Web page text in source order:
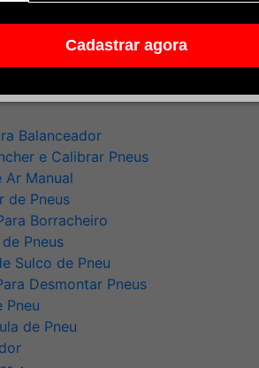
Cadastrar agora
Assentar Válvula
(Oxido de Alumínio)
Balanceador
e Calibrar Pneus
Ar Manual
de Pneus
Borracheiro
Pneus
Sulco de Pneu
Desmontar Pneus
Pneu
de Pneu